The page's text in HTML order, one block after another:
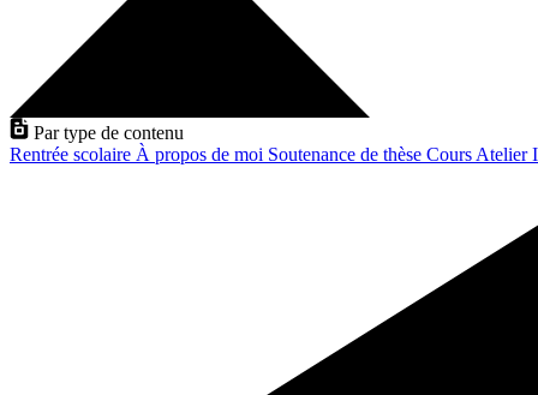
Par type de contenu
Rentrée scolaire À propos de moi Soutenance de thèse Cours Atelier